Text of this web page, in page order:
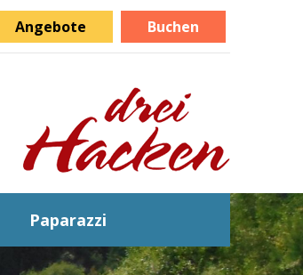
Angebote Buchen
Paparazzi